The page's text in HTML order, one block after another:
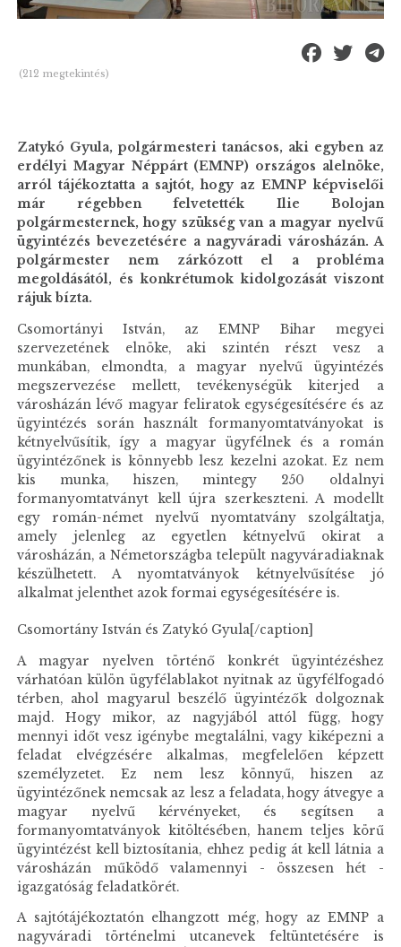
(212 megtekintés)
Zatykó Gyula, polgármesteri tanácsos, aki egyben az
erdélyi Magyar Néppárt (EMNP) országos alelnöke,
arról tájékoztatta a sajtót, hogy az EMNP képviselői
már régebben felvetették Ilie Bolojan
polgármesternek, hogy szükség van a magyar nyelvű
ügyintézés bevezetésére a nagyváradi városházán. A
polgármester nem zárkózott el a probléma
megoldásától, és konkrétumok kidolgozását viszont
rájuk bízta.
Csomortányi István, az EMNP Bihar megyei
szervezetének elnöke, aki szintén részt vesz a
munkában, elmondta, a magyar nyelvű ügyintézés
megszervezése mellett, tevékenységük kiterjed a
városházán lévő magyar feliratok egységesítésére és az
ügyintézés során használt formanyomtatványokat is
kétnyelvűsítik, így a magyar ügyfélnek és a román
ügyintézőnek is könnyebb lesz kezelni azokat. Ez nem
kis munka, hiszen, mintegy 250 oldalnyi
formanyomtatványt kell újra szerkeszteni. A modellt
egy román-német nyelvű nyomtatvány szolgáltatja,
amely jelenleg az egyetlen kétnyelvű okirat a
városházán, a Németországba települt nagyváradiaknak
készülhetett. A nyomtatványok kétnyelvűsítése jó
alkalmat jelenthet azok formai egységesítésére is.
Csomortány István és Zatykó Gyula[/caption]
A magyar nyelven történő konkrét ügyintézéshez
várhatóan külön ügyfélablakot nyitnak az ügyfélfogadó
térben, ahol magyarul beszélő ügyintézők dolgoznak
majd. Hogy mikor, az nagyjából attól függ, hogy
mennyi időt vesz igénybe megtalálni, vagy kiképezni a
feladat elvégzésére alkalmas, megfelelően képzett
személyzetet. Ez nem lesz könnyű, hiszen az
ügyintézőnek nemcsak az lesz a feladata, hogy átvegye a
magyar nyelvű kérvényeket, és segítsen a
formanyomtatványok kitöltésében, hanem teljes körű
ügyintézést kell biztosítania, ehhez pedig át kell látnia a
városházán működő valamennyi - összesen hét -
igazgatóság feladatkörét.
A sajtótájékoztatón elhangzott még, hogy az EMNP a
nagyváradi történelmi utcanevek feltüntetésére is